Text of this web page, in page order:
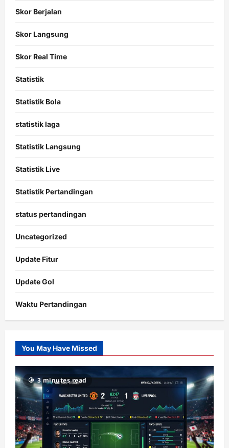
Skor Berjalan
Skor Langsung
Skor Real Time
Statistik
Statistik Bola
statistik laga
Statistik Langsung
Statistik Live
Statistik Pertandingan
status pertandingan
Uncategorized
Update Fitur
Update Gol
Waktu Pertandingan
Slot
Gacor
RTP
terupdate
You May Have Missed
3 minutes read